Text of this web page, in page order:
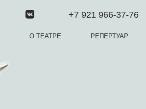
+7 921 966-37-76
О ТЕАТРЕ РЕПЕРТУАР